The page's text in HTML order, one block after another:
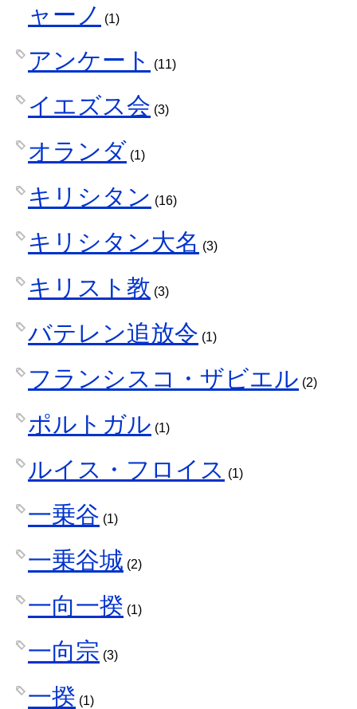
ャーノ
(1)
アンケート (11)
イエズス会 (3)
オランダ (1)
キリシタン (16)
キリシタン大名 (3)
キリスト教 (3)
バテレン追放令 (1)
フランシスコ・ザビエル (2)
ポルトガル (1)
ルイス・フロイス (1)
一乗谷 (1)
一乗谷城 (2)
一向一揆 (1)
一向宗 (3)
一揆 (1)